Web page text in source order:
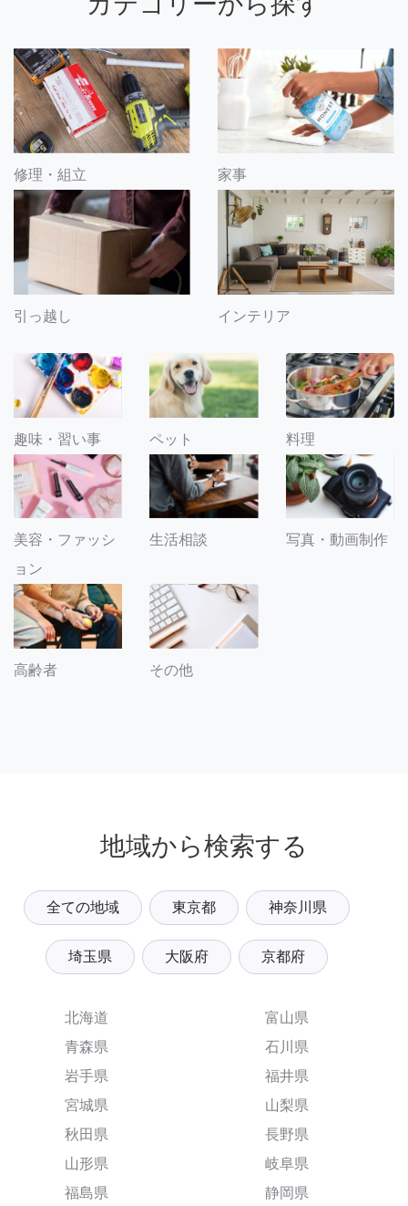
修理・組立 家事
引っ越し インテリア
趣味・習い事 ペット 料理
美容・ファッシ
ョン
生活相談 写真・動画制作
高齢者 その他
地域から検索する
全ての地域 東京都 神奈川県
埼玉県 大阪府 京都府
北海道
青森県
岩手県
宮城県
秋田県
山形県
福島県
富山県
石川県
福井県
山梨県
長野県
岐阜県
静岡県